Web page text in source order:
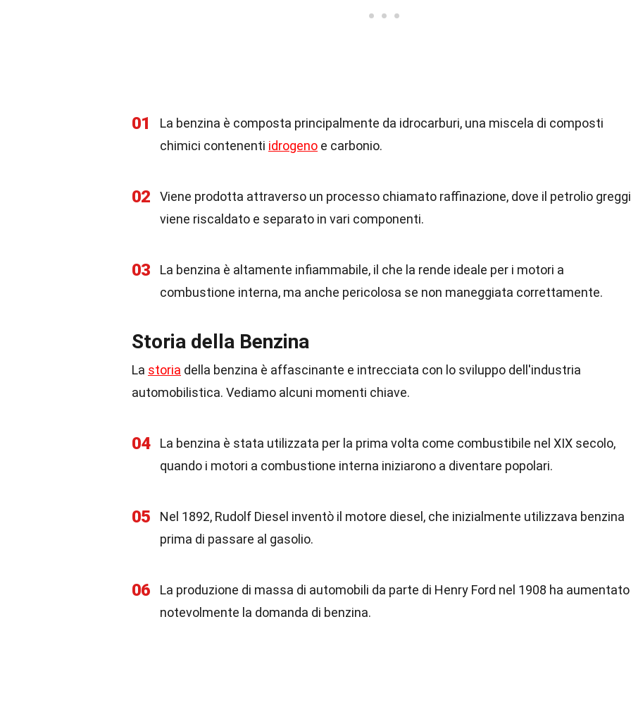
01
La benzina è composta principalmente da idrocarburi, una miscela di composti
chimici contenenti idrogeno e carbonio.
02
Viene prodotta attraverso un processo chiamato raffinazione, dove il petrolio
viene riscaldato e separato in vari componenti.
03
La benzina è altamente infiammabile, il che la rende ideale per i motori a
combustione interna, ma anche pericolosa se non maneggiata correttamente.
Storia della Benzina
La storia della benzina è affascinante e intrecciata con lo sviluppo dell'industria
automobilistica. Vediamo alcuni momenti chiave.
04
La benzina è stata utilizzata per la prima volta come combustibile nel XIX secolo,
quando i motori a combustione interna iniziarono a diventare popolari.
05
Nel 1892, Rudolf Diesel inventò il motore diesel, che inizialmente utilizzava benzina
prima di passare al gasolio.
06
La produzione di massa di automobili da parte di Henry Ford nel 1908 ha aumentato
notevolmente la domanda di benzina.